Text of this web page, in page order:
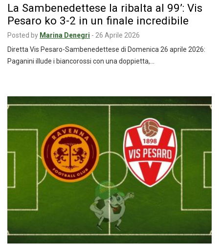
La Sambenedettese la ribalta al 99’: Vis
Pesaro ko 3-2 in un finale incredibile
Posted by Marina Denegri - 26 Aprile 2026
Diretta Vis Pesaro-Sambenedettese di Domenica 26 aprile 2026:
Paganini illude i biancorossi con una doppietta,…